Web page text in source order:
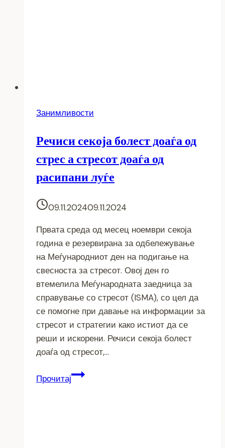
Занимливости
Речиси секоја болест доаѓа од
стрес а стресот доаѓа од
расипани луѓе
09.11.202409.11.2024
Првата среда од месец ноември секоја
година е резервирана за одбележување
на Меѓународниот ден на подигање на
свесноста за стресот. Овој ден го
втемелила Меѓународната заедница за
справување со стресот (ISMA), со цел да
се помогне при давање на информации за
стресот и стратегии како истиот да се
реши и искорени. Речиси секоја болест
доаѓа од стресот,…
ПрочитајРечиси